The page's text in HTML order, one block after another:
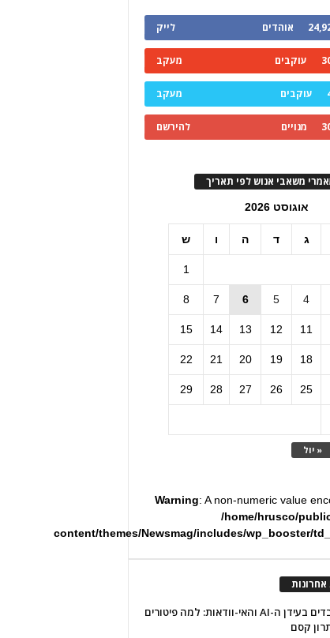
אוהדים לייק
עוקבים מעקב
עוקבים מעקב
מנויים להירשם
משאבי אנוש לפי תאריך
אוגוסט 2026
ג ד ה ו ש
« יול
1
4
5
6
7
8
11
12
13
14
15
18
19
20
21
22
25
26
27
28
29
Warning: A non-numeric value
/home/hrusco/
content/themes/Newsmag/includes/wp_booster/
שימור עובדים בעידן ה-AI והאי-וודאות: למה פיטורים
קסם